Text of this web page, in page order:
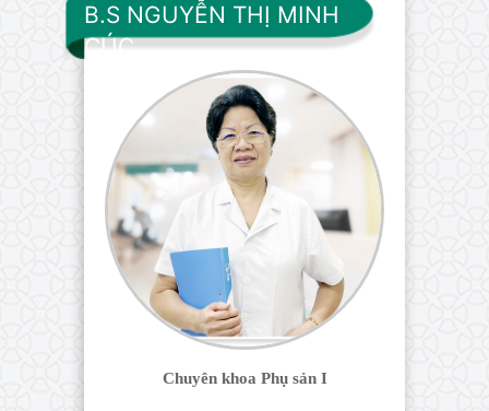
B.S NGUYỄN THỊ MINH
CÚC
Chuyên khoa Phụ sản I